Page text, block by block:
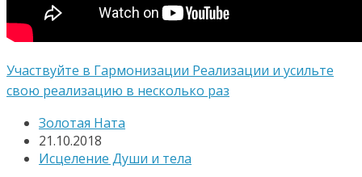
Участвуйте в Гармонизации Реализации и усильте
свою реализацию в несколько раз
Золотая Ната
21.10.2018
Исцеление Души и тела